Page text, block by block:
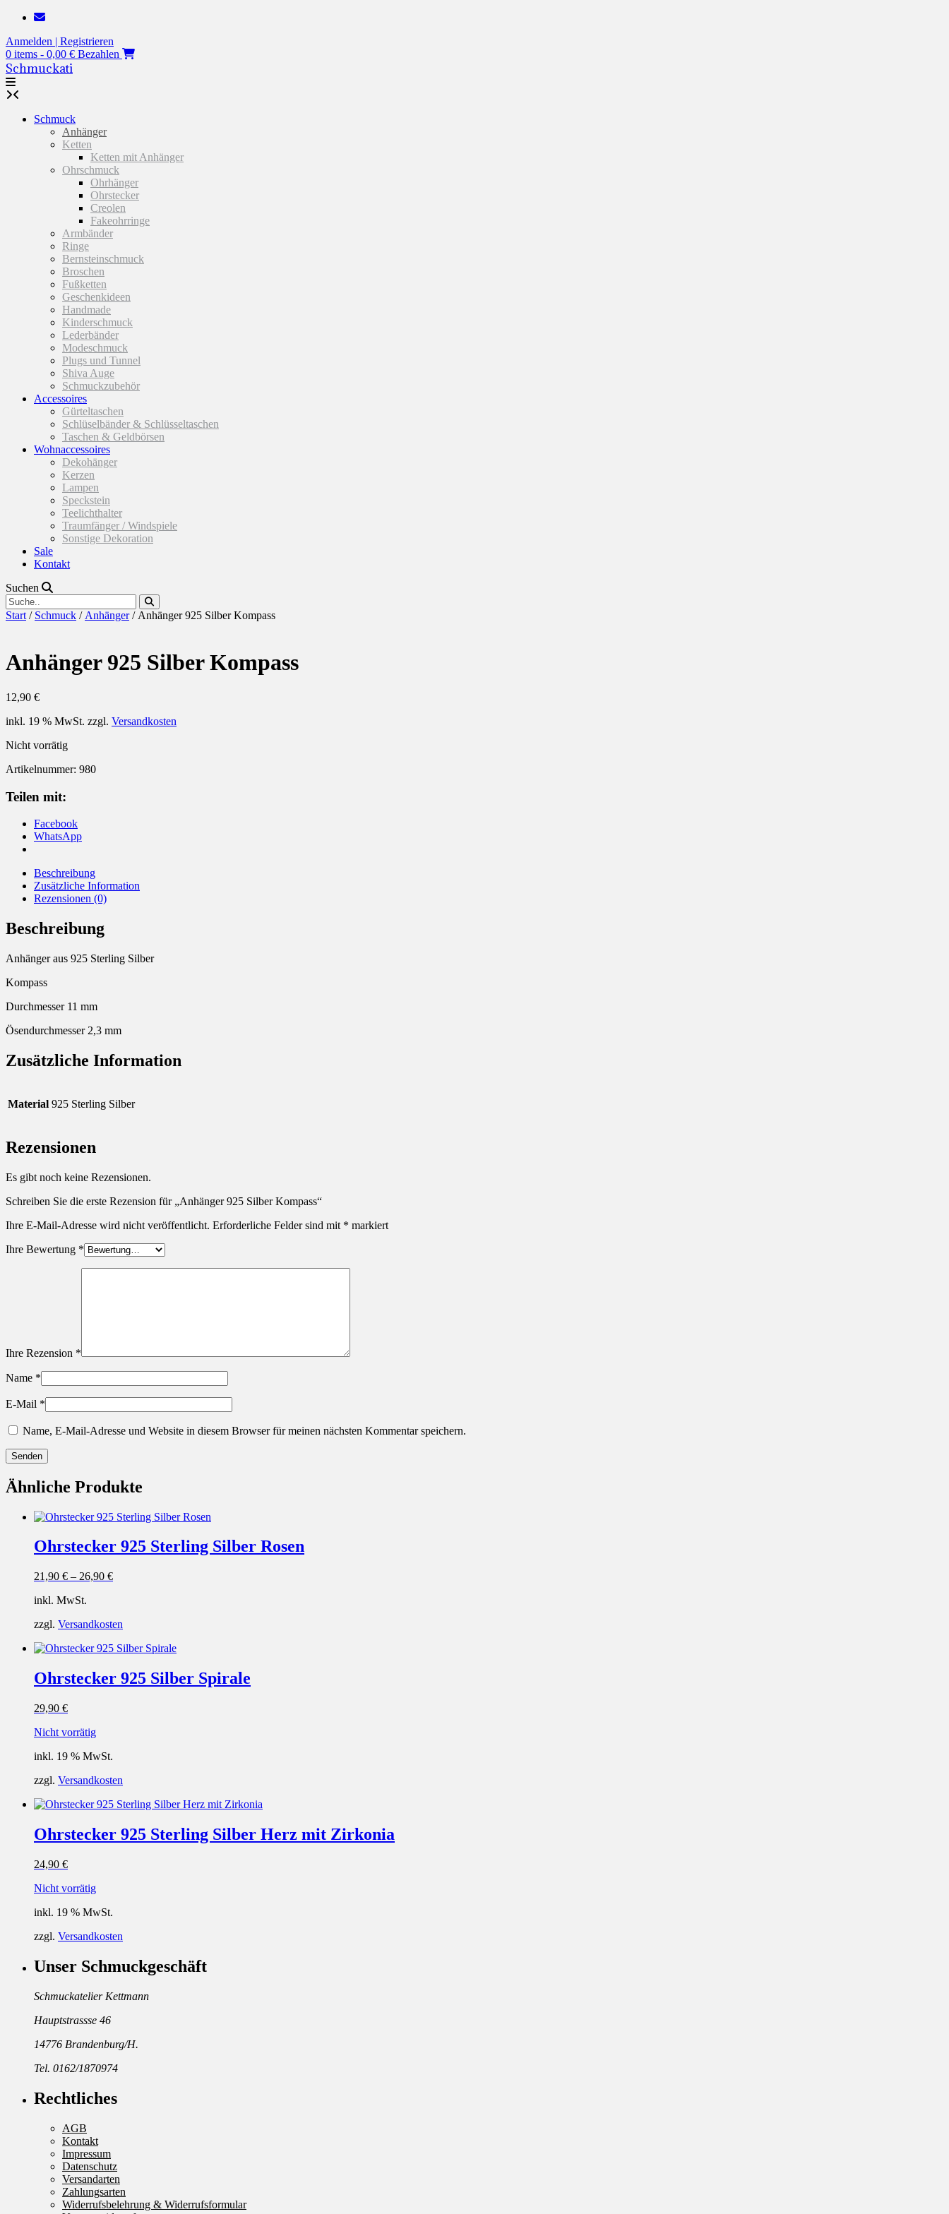
Zum
springen
Anmelden | Registrieren
0 items - 0,00 € Bezahlen
Schmuckati
Schmuck
Anhänger
Ketten
Ketten mit Anhänger
Ohrschmuck
Ohrhänger
Ohrstecker
Creolen
Fakeohrringe
Armbänder
Ringe
Bernsteinschmuck
Broschen
Fußketten
Geschenkideen
Handmade
Kinderschmuck
Lederbänder
Modeschmuck
Plugs und Tunnel
Shiva Auge
Schmuckzubehör
Accessoires
Gürteltaschen
Schlüselbänder & Schlüsseltaschen
Taschen & Geldbörsen
Wohnaccessoires
Dekohänger
Kerzen
Lampen
Speckstein
Teelichthalter
Traumfänger / Windspiele
Sonstige Dekoration
Sale
Kontakt
Suchen
Start / Schmuck / Anhänger/ Anhänger 925 Silber Kompass
Anhänger 925 Silber Kompass
12,90 €
inkl. 19 % MwSt. zzgl. Versandkosten
Nicht vorrätig
Artikelnummer: 980
Teilen mit:
Facebook
WhatsApp
Beschreibung
Zusätzliche Information
Rezensionen (0)
Beschreibung
Anhänger aus 925 Sterling Silber
Kompass
Durchmesser 11 mm
Ösendurchmesser 2,3 mm
Zusätzliche Information
Material 925 Sterling Silber
Rezensionen
Es gibt noch keine Rezensionen.
Schreiben Sie die erste Rezension für „Anhänger 925 Silber Kompass“
Ihre E-Mail-Adresse wird nicht veröffentlicht. Erforderliche Felder sind mit * markiert
Ihre Bewertung *
Ihre Rezension *
Name *
E-Mail *
Name, E-Mail-Adresse und Website in diesem Browser für meinen nächsten Kommentar speichern.
Ähnliche Produkte
Ohrstecker 925 Sterling Silber Rosen
21,90 € – 26,90 €
inkl. MwSt.
zzgl. Versandkosten
Ohrstecker 925 Silber Spirale
29,90 €
Nicht vorrätig
inkl. 19 % MwSt.
zzgl. Versandkosten
Ohrstecker 925 Sterling Silber Herz mit Zirkonia
24,90 €
Nicht vorrätig
inkl. 19 % MwSt.
zzgl. Versandkosten
Unser Schmuckgeschäft
Schmuckatelier Kettmann
Hauptstrassse 46
14776 Brandenburg/H.
Tel. 0162/1870974
Rechtliches
AGB
Kontakt
Impressum
Datenschutz
Versandarten
Zahlungsarten
Widerrufsbelehrung & Widerrufsformular